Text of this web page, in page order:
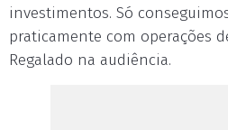
investimentos. Só
praticamente com operações
Regalado na audiência.